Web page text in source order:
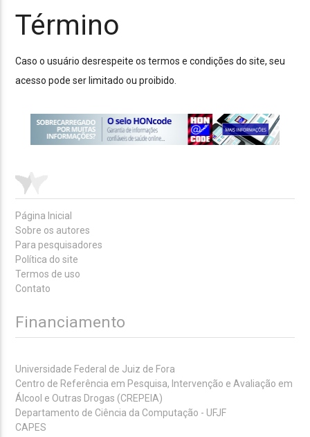
Término
Caso o usuário desrespeite os termos e condições do site, seu
acesso pode ser limitado ou proibido.
Página Inicial
Sobre os autores
Para pesquisadores
Política do site
Termos de uso
Contato
Financiamento
Universidade Federal de Juiz de Fora
Centro de Referência em Pesquisa, Intervenção e Avaliação em
Álcool e Outras Drogas (CREPEIA)
Departamento de Ciência da Computação - UFJF
CAPES